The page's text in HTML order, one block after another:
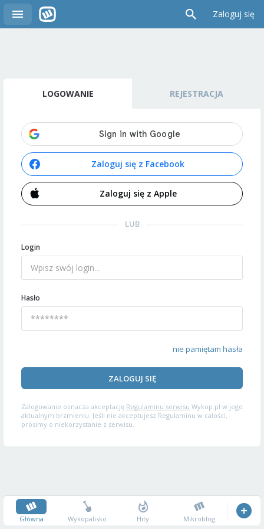
Zaloguj się
LOGOWANIE REJESTRACJA
Zaloguj się z Facebook
Zaloguj się z Apple
LUB
Login
Hasło
nie pamiętam hasła
ZALOGUJ SIĘ
Zalogowanie oznacza akceptację Regulaminu serwisu Wykop.pl w jego
aktualnym brzmieniu. Jeśli nie akceptujesz Regulaminu w całości,
prosimy o niekorzystanie z serwisu.
Główna Wykopalisko Hity Mikroblog